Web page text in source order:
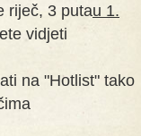
riječ, 3 putau 1.
vidjeti
na "Hotlist" tako